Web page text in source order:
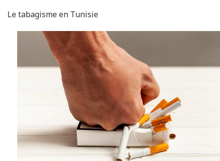
Le tabagisme en Tunisie